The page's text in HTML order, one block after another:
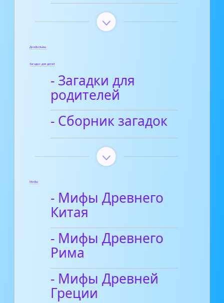
Диафильмы
Загадки для детей
- Загадки для
родителей
- Сборник загадок
Мифы
- Мифы Древнего
Китая
- Мифы Древнего
Рима
- Мифы Древней
Греции